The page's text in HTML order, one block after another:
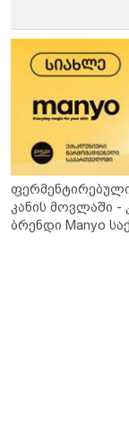
კანის მოვლაში
ბრენდი Manyo